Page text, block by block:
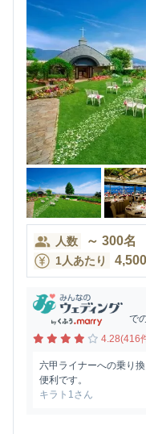
人数 ～ 300名
1人あたり 4,500
で
4.28(416
六甲ライナーへの乗り
便利です。
キラト1さん